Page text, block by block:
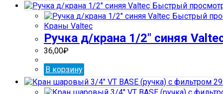
Быстрый
Быстрый
Краны Valtec
Ручка д/крана 1/2″ синяя
36,00₽
В корзину